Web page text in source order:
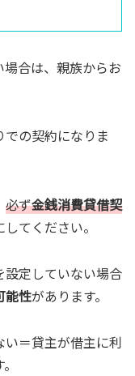
合は、親族からお
の契約になりま
必ず金銭消費貸借契
してください。
定していない場合
能性があります。
＝貸主が借主に利